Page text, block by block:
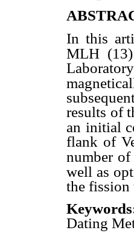
In this
MLH (13)
results of
an initial
flank of
number of
well as
the fission
Dating